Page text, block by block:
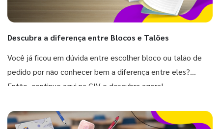
Descubra a diferença entre Blocos e Talões
Você já ficou em dúvida entre escolher bloco ou talão de
pedido por não conhecer bem a diferença entre eles?
Então, continue aqui na GIV e descubra agora!